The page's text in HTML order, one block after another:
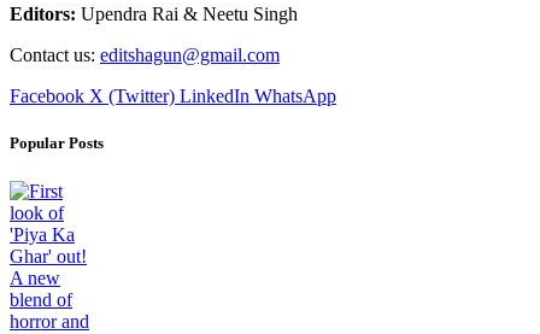
Editors: Upendra Rai & Neetu Singh
Contact us: editshagun@gmail.com
Facebook X (Twitter) LinkedIn WhatsApp
Popular Posts